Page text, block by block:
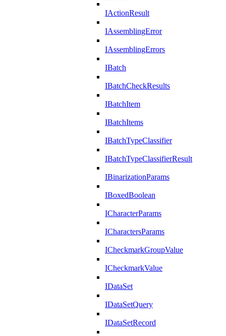
IActionResult
IAssemblingError
IAssemblingErrors
IBatch
IBatchCheckResults
IBatchItem
IBatchItems
IBatchTypeClassifier
IBatchTypeClassifierResult
IBinarizationParams
IBoxedBoolean
ICharacterParams
ICharactersParams
ICheckmarkGroupValue
ICheckmarkValue
IDataSet
IDataSetQuery
IDataSetRecord